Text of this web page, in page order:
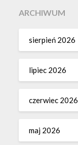
ARCHIWUM
sierpień 2026
lipiec 2026
czerwiec 2026
maj 2026